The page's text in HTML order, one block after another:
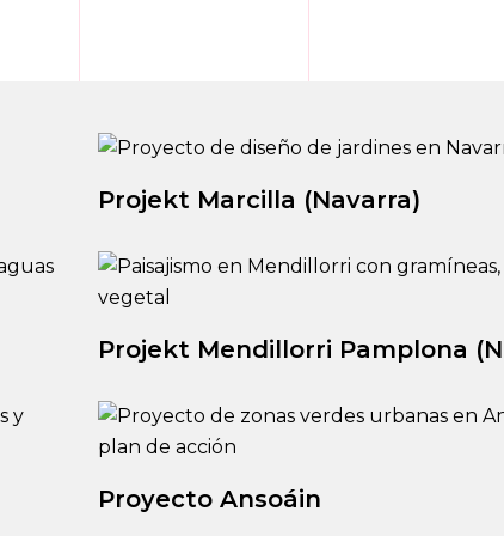
Projekt Marcilla (Navarra)
Projekt Mendillorri Pamplona
Proyecto Ansoáin